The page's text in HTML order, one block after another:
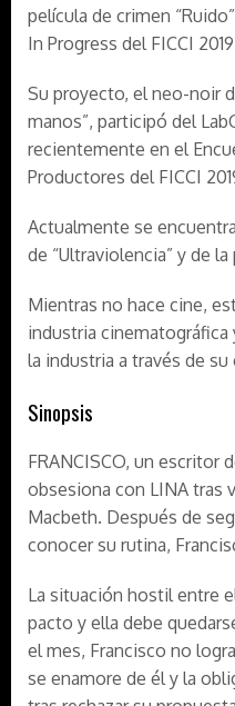
película de crimen
In Progress del FICCI
Su proyecto, el neo-noir
manos”, participó del
recientemente en el
Productores del FICCI
Actualmente se
de “Ultraviolencia” y de
Mientras no hace cine,
industria cinematográfica
la industria a través de su
Sinopsis
FRANCISCO, un escritor
obsesiona con LINA tras
Macbeth. Después de
conocer su rutina,
La situación hostil entre
pacto y ella debe
el mes, Francisco no
se enamore de él y la